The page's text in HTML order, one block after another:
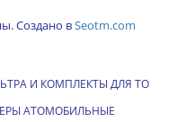
Создано вSeotm.com
И КОМПЛЕКТЫ ДЛЯ ТО
АТОМОБИЛЬНЫЕ